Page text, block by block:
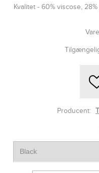
Kvalitet - 60% viscose,
Producent: